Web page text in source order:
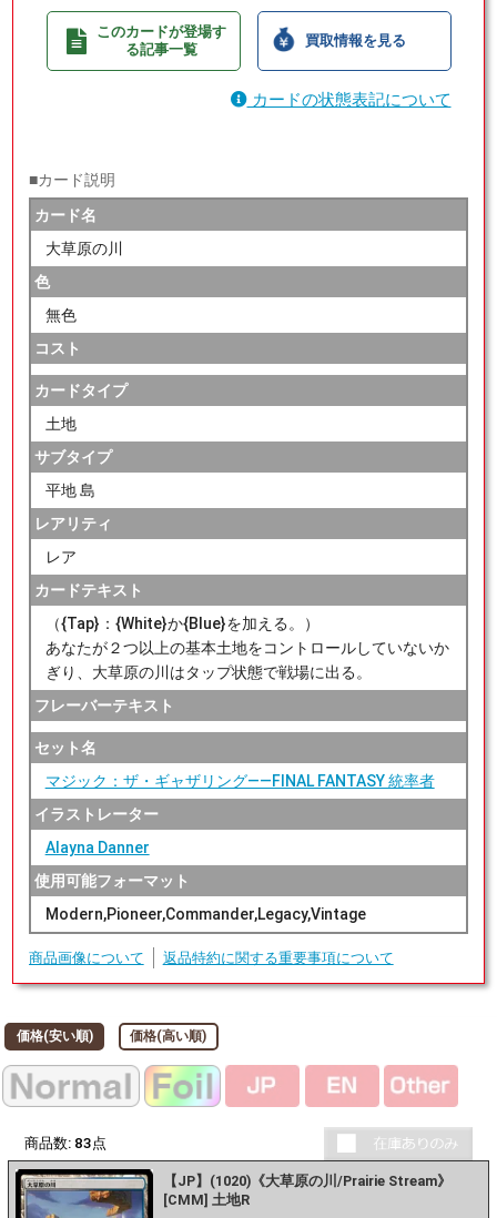
このカードが登場す
る記事一覧
買取情報を見る
カードの状態表記について
■カード説明
カード名
大草原の川
色
無色
コスト
カードタイプ
土地
サブタイプ
平地 島
レアリティ
レア
カードテキスト
（{Tap}：{White}か{Blue}を加える。）
あなたが２つ以上の基本土地をコントロールしていないか
ぎり、大草原の川はタップ状態で戦場に出る。
フレーバーテキスト
セット名
マジック：ザ・ギャザリング——FINAL FANTASY 統率者
イラストレーター
Alayna Danner
使用可能フォーマット
Modern,Pioneer,Commander,Legacy,Vintage
商品画像について 返品特約に関する重要事項について
価格(安い順) 価格(高い順)
商品数: 83 点
【JP】(1020)《大草原の川/Prairie Stream》
[CMM] 土地R